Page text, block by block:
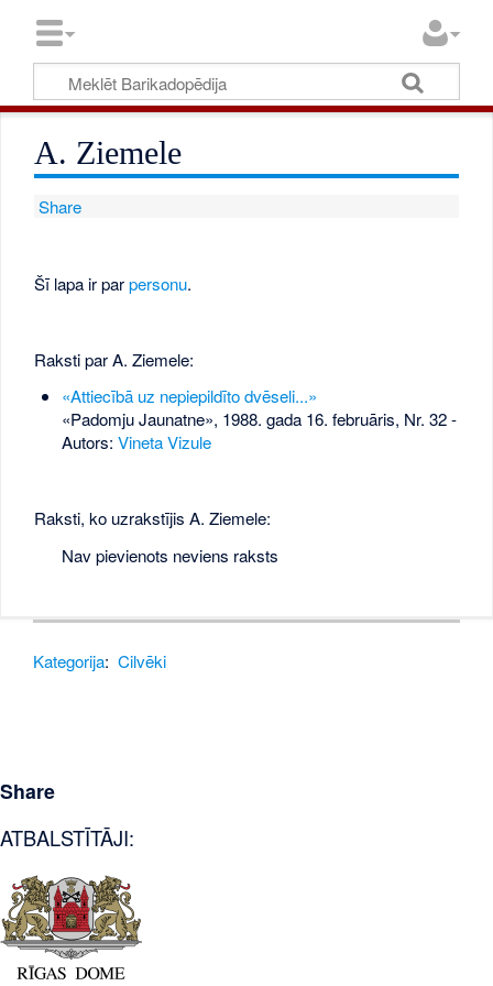
A. Ziemele
Share
Šī lapa ir parpersonu.
Raksti par A. Ziemele:
«Attiecībā uz nepiepildīto dvēseli...»
«Padomju Jaunatne», 1988. gada 16. februāris, Nr. 32-
Autors: Vineta Vizule
Raksti, ko uzrakstījis A. Ziemele:
Nav pievienots neviens raksts
Kategorija: Cilvēki
Share
ATBALSTĪTĀJI: